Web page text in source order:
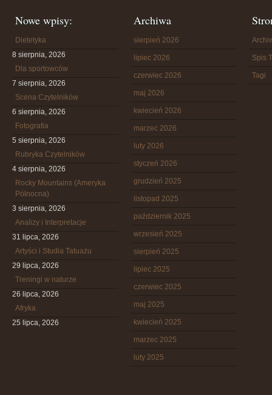
Nowe wpisy:
Dietetyka
8 sierpnia, 2026
Dla sportowców
7 sierpnia, 2026
Scena Czytelników
6 sierpnia, 2026
Fotografia
5 sierpnia, 2026
Rubryka Czytelników
4 sierpnia, 2026
Rocky Mountains (Ameryka
Północna)
3 sierpnia, 2026
Analizy i Interpretacje
31 lipca, 2026
Artyści i Studia Tatuażu
29 lipca, 2026
Treningi w naturze
26 lipca, 2026
Afryka
25 lipca, 2026
Archiwa
sierpień 2026
lipiec 2026
czerwiec 2026
maj 2026
kwiecień 2026
marzec 2026
luty 2026
styczeń 2026
grudzień 2025
listopad 2025
październik 2025
wrzesień 2025
sierpień 2025
lipiec 2025
czerwiec 2025
maj 2025
kwiecień 2025
marzec 2025
luty 2025
Spis
Tagi